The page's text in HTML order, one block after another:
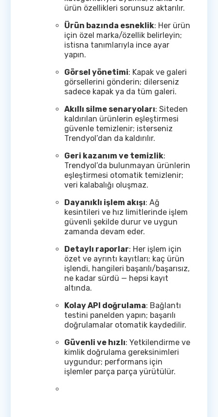
ürün özellikleri sorunsuz aktarılır.
Ürün bazında esneklik: Her ürün
için özel marka/özellik belirleyin;
istisna tanımlarıyla ince ayar
yapın.
Görsel yönetimi: Kapak ve galeri
görsellerini gönderin; dilerseniz
sadece kapak ya da tüm galeri.
Akıllı silme senaryoları: Siteden
kaldırılan ürünlerin eşleştirmesi
güvenle temizlenir; isterseniz
Trendyol’dan da kaldırılır.
Geri kazanım ve temizlik:
Trendyol’da bulunmayan ürünlerin
eşleştirmesi otomatik temizlenir;
veri kalabalığı oluşmaz.
Dayanıklı işlem akışı: Ağ
kesintileri ve hız limitlerinde işlem
güvenli şekilde durur ve uygun
zamanda devam eder.
Detaylı raporlar: Her işlem için
özet ve ayrıntı kayıtları; kaç ürün
işlendi, hangileri başarılı/başarısız,
ne kadar sürdü — hepsi kayıt
altında.
Kolay API doğrulama: Bağlantı
testini panelden yapın; başarılı
doğrulamalar otomatik kaydedilir.
Güvenli ve hızlı: Yetkilendirme ve
kimlik doğrulama gereksinimleri
uygundur; performans için
işlemler parça parça yürütülür.